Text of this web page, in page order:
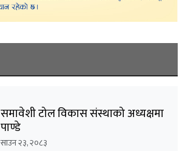
समावेशी टोल विकास संस्थाको अध्यक्षमा
पाण्डे
साउन २३, २०८३